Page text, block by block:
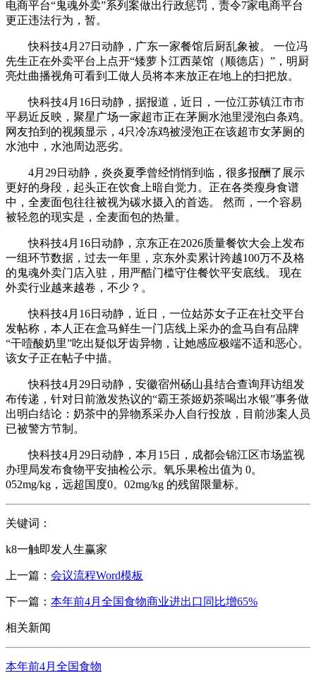
电商平台“鬼魂外卖”系列案做出行政惩罚，责令7家电商平台
更正违法行为，暂。
快科技4月27日动静，广东一家餐馆后厨乱象被。 一位冯
先生正在外卖平台上点开“矮萝卜江西菜馆（顺德店）”，明厨
亮灶曲播视角可看到工做人员将本来放正在地上的扫把放。
快科技4月16日动静，据报道，近日，一位江苏镇江市市
平易近反映，聚星广场一家超市正在茅厕水池里浸泡白条鸡。
网友拍到的视频显示，4只冷冻鸡被浸泡正在该超市女茅厕的
水池中，水池周边恶劣。
4月29日动静，炎炎夏季曾经悄悄到临，很多报酬了展示
更好的身段，起头正在饮食上暗自觉力。正在各类瘦身食谱
中，全麦面包往往被视为碳水摄入的首选。 然而，一个容易
被轻忽的现实是，全麦面包的热量。
快科技4月16日动静，京东正在2026质量餐饮大会上发布
一组环节数据，过去一年里，京东外卖累计跨越100万不及格
的鬼魂外卖门店入驻，用严酷门槛守住餐饮平安底线。 现在
外卖行业越来越卷，不少？。
快科技4月16日动静，近日，一位姑苏女子正在社交平台
发帖称，本人正在盒马鲜生一门店线上采办的盒马自有品牌
“干噎酸奶里”吃出疑似牙齿异物，让她感应极端不适和恶心。
该女子正在帖子中描。
快科技4月29日动静，安徽宿州砀山县结合查询拜访组发
布传递，针对日前激发热议的“霸王茶姬奶茶喝出水银”事务做
出明白结论：奶茶中的异物系采办人自行投放，目前涉案人员
已被警方节制。
快科技4月29日动静，本月15日，成都会锦江区市场监视
办理局发布食物平安抽检公示。氧乐果检出值为 0。
052mg/kg，远超国度0。02mg/kg 的残留限量标。
关键词：
k8一触即发人生赢家
上一篇： 会议流程Word模板
下一篇： 本年前4月全国食物商业进出口同比增65%
相关新闻
本年前4月全国食物